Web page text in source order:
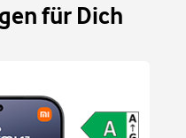
für Dich